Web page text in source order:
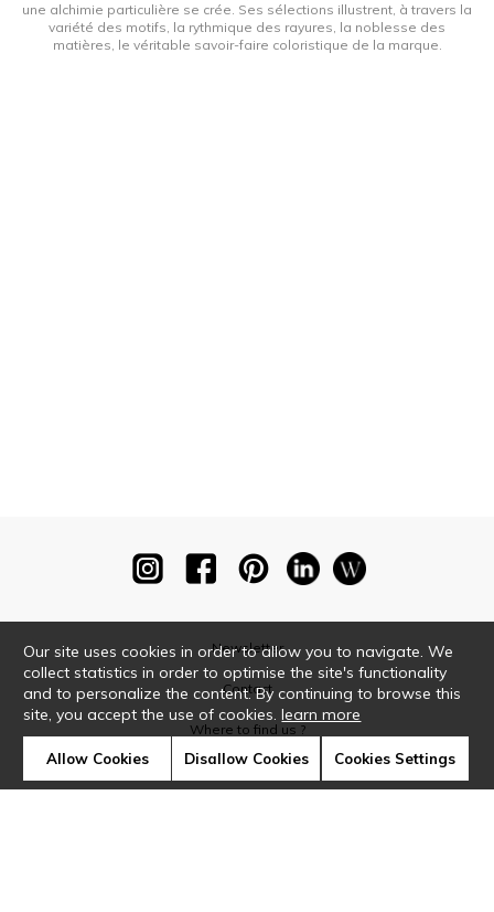
une alchimie particulière se crée. Ses sélections illustrent, à travers la
variété des motifs, la rythmique des rayures, la noblesse des
matières, le véritable savoir-faire coloristique de la marque.
Newsletter
Contact
Where to find us ?
Our site uses cookies in order to allow you to navigate. We
collect statistics in order to optimise the site's functionality
and to personalize the content. By continuing to browse this
site, you accept the use of cookies.learn more
Allow Cookies Disallow Cookies Cookies Settings